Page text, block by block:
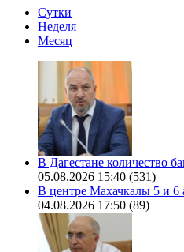
Сутки
Неделя
Месяц
В Дагестане количество
05.08.2026 15:40 (531)
В центре Махачкалы 5 и 6
04.08.2026 17:50 (89)